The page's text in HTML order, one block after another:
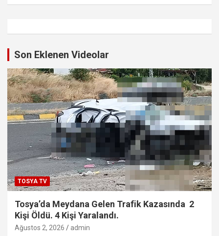
Son Eklenen Videolar
TOSYA TV
Tosya’da Meydana Gelen Trafik Kazasında 2
Kişi Öldü. 4 Kişi Yaralandı.
Ağustos 2, 2026 admin